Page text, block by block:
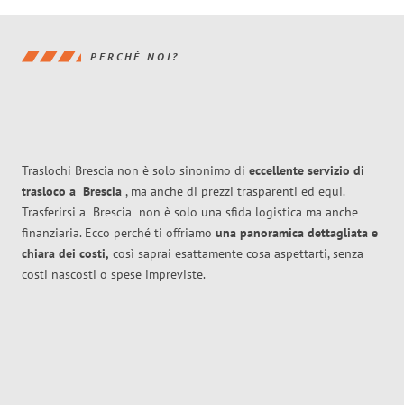
PERCHÉ NOI?
Traslochi Brescia non è solo sinonimo di eccellente servizio di
trasloco a Brescia , ma anche di prezzi trasparenti ed equi.
Trasferirsi a Brescia non è solo una sfida logistica ma anche
finanziaria. Ecco perché ti offriamo una panoramica dettagliata e
chiara dei costi, così saprai esattamente cosa aspettarti, senza
costi nascosti o spese impreviste.